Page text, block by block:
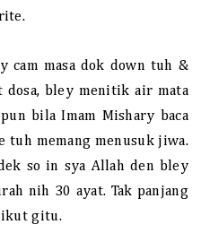
cam masa dok down tuh &
dosa, bley menitik air mata
bila Imam Mishary baca
tuh memang menusuk jiwa.
so in sya Allah den bley
nih 30 ayat. Tak panjang
ikut gitu.